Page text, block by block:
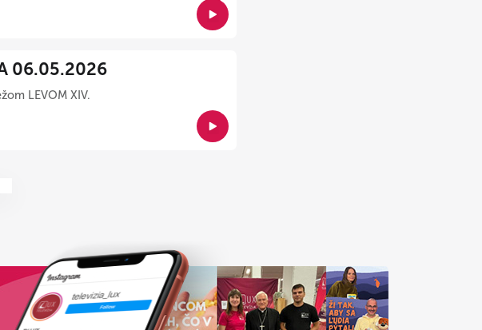
06.05.2026
LEVOM XIV.